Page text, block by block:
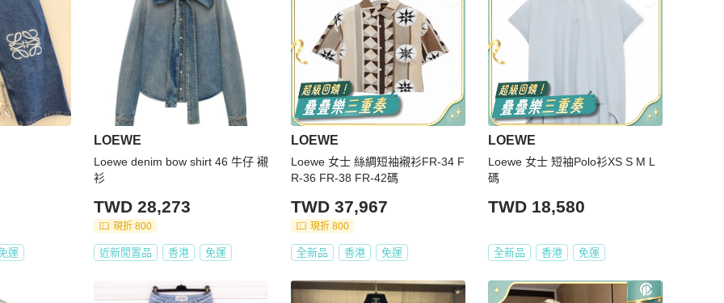
運
LOEWE
Loewe denim bow shirt 46 牛仔 襯
衫
TWD 28,273
現折 800
近新閒置品 香港 免運
LOEWE
Loewe 女士 絲綢短袖襯衫FR-34 F
R-36 FR-38 FR-42碼
TWD 37,967
現折 800
全新品 香港 免運
LOEWE
Loewe 女士 短袖Polo衫XS S M L
碼
TWD 18,580
全新品 香港 免運